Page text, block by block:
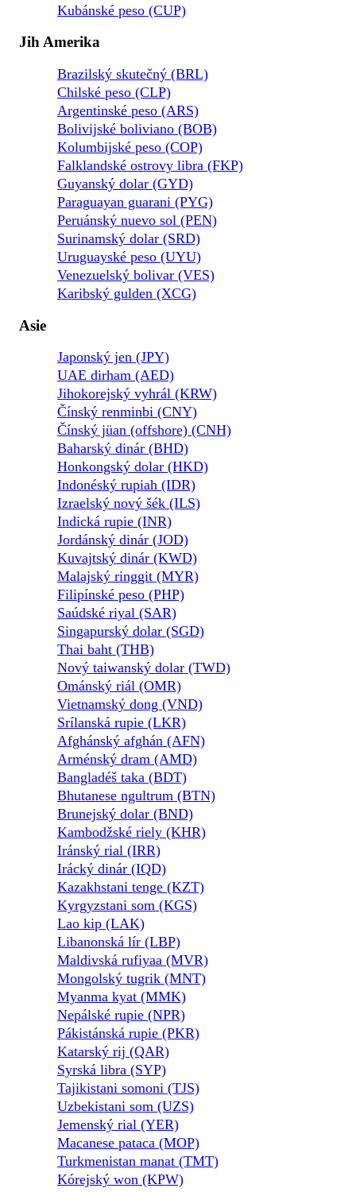
Kubánské peso (CUP)
Jih Amerika
Brazilský skutečný (BRL)
Chilské peso (CLP)
Argentinské peso (ARS)
Bolivijské boliviano (BOB)
Kolumbijské peso (COP)
Falklandské ostrovy libra (FKP)
Guyanský dolar (GYD)
Paraguayan guarani (PYG)
Peruánský nuevo sol (PEN)
Surinamský dolar (SRD)
Uruguayské peso (UYU)
Venezuelský bolivar (VES)
Karibský gulden (XCG)
Asie
Japonský jen (JPY)
UAE dirham (AED)
Jihokorejský vyhrál (KRW)
Čínský renminbi (CNY)
Čínský jüan (offshore) (CNH)
Baharský dinár (BHD)
Honkongský dolar (HKD)
Indonéský rupiah (IDR)
Izraelský nový šék (ILS)
Indická rupie (INR)
Jordánský dinár (JOD)
Kuvajtský dinár (KWD)
Malajský ringgit (MYR)
Filipínské peso (PHP)
Saúdské riyal (SAR)
Singapurský dolar (SGD)
Thai baht (THB)
Nový taiwanský dolar (TWD)
Ománský riál (OMR)
Vietnamský dong (VND)
Srílanská rupie (LKR)
Afghánský afghán (AFN)
Arménský dram (AMD)
Bangladéš taka (BDT)
Bhutanese ngultrum (BTN)
Brunejský dolar (BND)
Kambodžské riely (KHR)
Iránský rial (IRR)
Irácký dinár (IQD)
Kazakhstani tenge (KZT)
Kyrgyzstani som (KGS)
Lao kip (LAK)
Libanonská lír (LBP)
Maldivská rufiyaa (MVR)
Mongolský tugrik (MNT)
Myanma kyat (MMK)
Nepálské rupie (NPR)
Pákistánská rupie (PKR)
Katarský rij (QAR)
Syrská libra (SYP)
Tajikistani somoni (TJS)
Uzbekistani som (UZS)
Jemenský rial (YER)
Macanese pataca (MOP)
Turkmenistan manat (TMT)
Kórejský won (KPW)